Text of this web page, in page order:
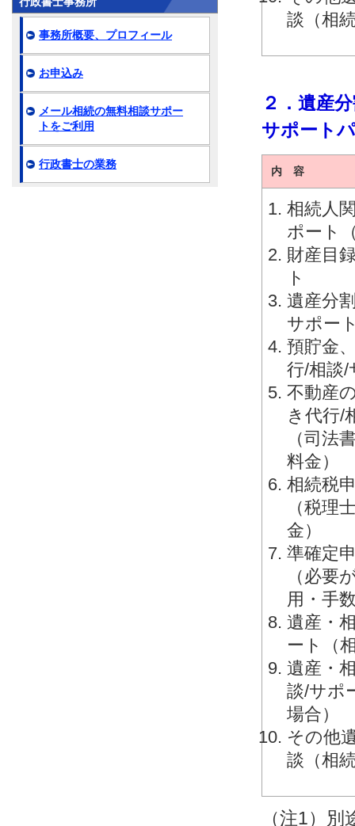
談（相
２．遺産
サポート
内 容
相続人
ポート
財産目
ト
遺産分
サポー
預貯金
行/相談/
不動産
き代行/
（司法
料金）
相続税
（税理
金）
準確定
（必要
用・手
遺産・
ート（
遺産・
談/サポ
場合）
その他
談（相
（注1）
事務所概要、プロフィール
お申込み
メール相続の無料相談サポー
トをご利用
行政書士の業務